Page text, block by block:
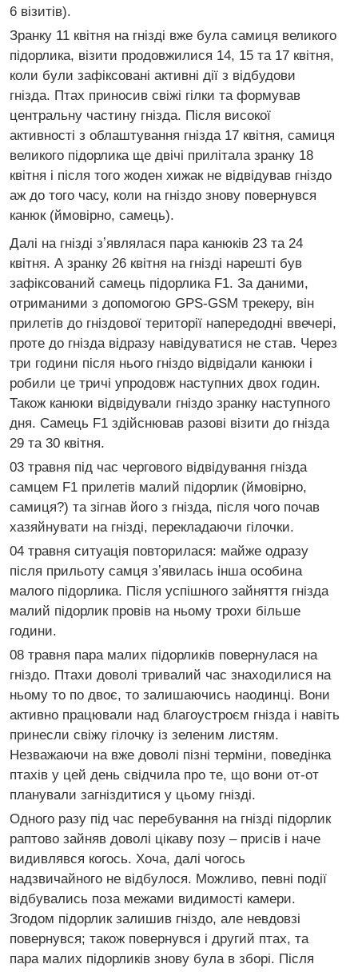
6 візитів).
Зранку 11 квітня на гнізді вже була самиця великого
підорлика, візити продовжилися 14, 15 та 17 квітня,
коли були зафіксовані активні дії з відбудови
гнізда. Птах приносив свіжі гілки та формував
центральну частину гнізда. Після високої
активності з облаштування гнізда 17 квітня, самиця
великого підорлика ще двічі прилітала зранку 18
квітня і після того жоден хижак не відвідував гніздо
аж до того часу, коли на гніздо знову повернувся
канюк (ймовірно, самець).
Далі на гнізді зʼявлялася пара канюків 23 та 24
квітня. А зранку 26 квітня на гнізді нарешті був
зафіксований самець підорлика F1. За даними,
отриманими з допомогою GPS-GSM трекеру, він
прилетів до гніздової території напередодні ввечері,
проте до гнізда відразу навідуватися не став. Через
три години після нього гніздо відвідали канюки і
робили це тричі упродовж наступних двох годин.
Також канюки відвідували гніздо зранку наступного
дня. Самець F1 здійснював разові візити до гнізда
29 та 30 квітня.
03 травня під час чергового відвідування гнізда
самцем F1 прилетів малий підорлик (ймовірно,
самиця?) та зігнав його з гнізда, після чого почав
хазяйнувати на гнізді, перекладаючи гілочки.
04 травня ситуація повторилася: майже одразу
після прильоту самця зʼявилась інша особина
малого підорлика. Після успішного зайняття гнізда
малий підорлик провів на ньому трохи більше
години.
08 травня пара малих підорликів повернулася на
гніздо. Птахи доволі тривалий час знаходилися на
ньому то по двоє, то залишаючись наодинці. Вони
активно працювали над благоустроєм гнізда і навіть
принесли свіжу гілочку із зеленим листям.
Незважаючи на вже доволі пізні терміни, поведінка
птахів у цей день свідчила про те, що вони от-от
планували загніздитися у цьому гнізді.
Одного разу під час перебування на гнізді підорлик
раптово зайняв доволі цікаву позу – присів і наче
видивлявся когось. Хоча, далі чогось
надзвичайного не відбулося. Можливо, певні події
відбувались поза межами видимості камери.
Згодом підорлик залишив гніздо, але невдовзі
повернувся; також повернувся і другий птах, та
пара малих підорликів знову була в зборі. Після